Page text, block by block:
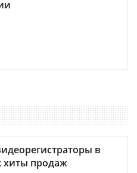
в
хиты продаж